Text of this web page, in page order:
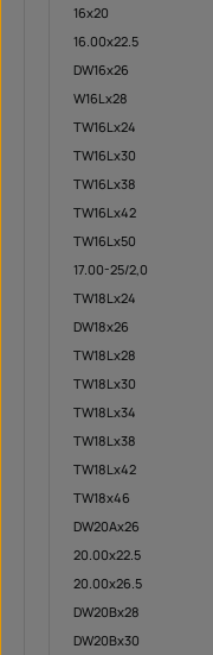
16x20
16.00x22.5
DW16x26
W16Lx28
TW16Lx24
TW16Lx30
TW16Lx38
TW16Lx42
TW16Lx50
17.00-25/2,0
TW18Lx24
DW18x26
TW18Lx28
TW18Lx30
TW18Lx34
TW18Lx38
TW18Lx42
TW18x46
DW20Ax26
20.00x22.5
20.00x26.5
DW20Bx28
DW20Bx30